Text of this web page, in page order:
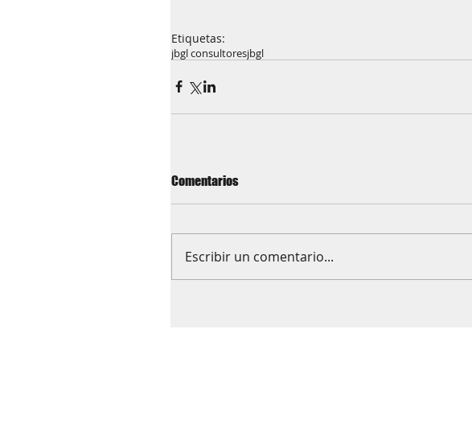
Etiquetas:
jbgl consultoresjbgl
Comentarios
Escribir un comentario...